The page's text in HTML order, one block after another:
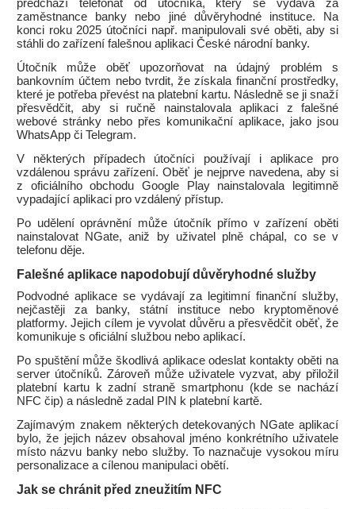
předchází telefonát od útočníka, který se vydává za
zaměstnance banky nebo jiné důvěryhodné instituce. Na
konci roku 2025 útočníci např. manipulovali své oběti, aby si
stáhli do zařízení falešnou aplikaci České národní banky.
Útočník může oběť upozorňovat na údajný problém s
bankovním účtem nebo tvrdit, že získala finanční prostředky,
které je potřeba převést na platební kartu. Následně se ji snaží
přesvědčit, aby si ručně nainstalovala aplikaci z falešné
webové stránky nebo přes komunikační aplikace, jako jsou
WhatsApp či Telegram.
V některých případech útočníci používají i aplikace pro
vzdálenou správu zařízení. Oběť je nejprve navedena, aby si
z oficiálního obchodu Google Play nainstalovala legitimně
vypadající aplikaci pro vzdálený přístup.
Po udělení oprávnění může útočník přímo v zařízení oběti
nainstalovat NGate, aniž by uživatel plně chápal, co se v
telefonu děje.
Falešné aplikace napodobují důvěryhodné služby
Podvodné aplikace se vydávají za legitimní finanční služby,
nejčastěji za banky, státní instituce nebo kryptoměnové
platformy. Jejich cílem je vyvolat důvěru a přesvědčit oběť, že
komunikuje s oficiální službou nebo aplikací.
Po spuštění může škodlivá aplikace odeslat kontakty oběti na
server útočníků. Zároveň může uživatele vyzvat, aby přiložil
platební kartu k zadní straně smartphonu (kde se nachází
NFC čip) a následně zadal PIN k platební kartě.
Zajímavým znakem některých detekovaných NGate aplikací
bylo, že jejich název obsahoval jméno konkrétního uživatele
místo názvu banky nebo služby. To naznačuje vysokou míru
personalizace a cílenou manipulaci obětí.
Jak se chránit před zneužitím NFC